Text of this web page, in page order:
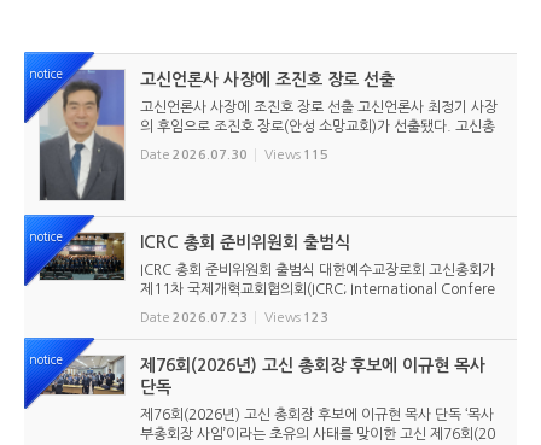
notice 고신언론사 사장에 조진호 장로 선출
고신언론사 사장에 조진호 장로 선출 고신언론사 최정기 사장
의 후임으로 조진호 장로(안성 소망교회)가 선출됐다. 고신총
회 유지재단 이사회는 2026년 7월 30일(목) 오전 11시 고신
총회회관 3층에서 임시이사회를 열고, 조진호 장로를 차기 사
Date 2026.07.30 Views 115
notice ICRC 총회 준비위원회 출범식
ICRC 총회 준비위원회 출범식 대한예수교장로회 고신총회가
제11차 국제개혁교회협의회(ICRC; International Confere
nce of Reformed Churches) 총회를 앞두고 본격적인 준비
에 들어갔다. 2026년 7월 20일 서울 남서울교회에서 ‘ICRC
Date 2026.07.23 Views 123
notice
제76회(2026년) 고신 총회장 후보에 이규현 목사
단독
제76회(2026년) 고신 총회장 후보에 이규현 목사 단독 ‘목사
부총회장 사임’이라는 초유의 사태를 맞이한 고신 제76회(20